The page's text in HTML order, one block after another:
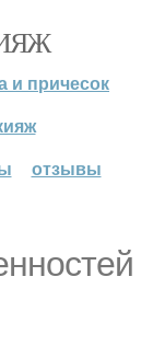
и причесок
отзывы